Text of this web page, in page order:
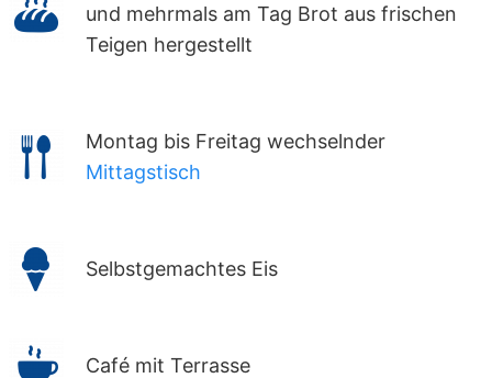
und mehrmals am Tag Brot aus frischen
Teigen hergestellt
Montag bis Freitag wechselnder
Mittagstisch
Selbstgemachtes Eis
Café mit Terrasse